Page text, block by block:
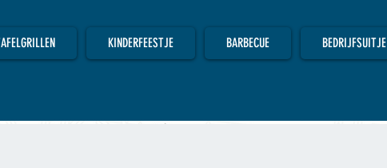
KINDERFEESTJE BARBECUE BEDRIJFSUITJE